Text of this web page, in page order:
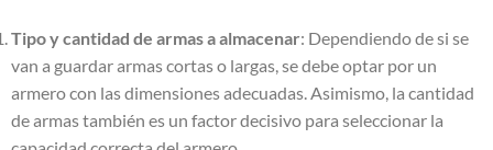
Tipo y cantidad de armas a almacenar: Dependiendo de si se
van a guardar armas cortas o largas, se debe optar por un
armero con las dimensiones adecuadas. Asimismo, la cantidad
de armas también es un factor decisivo para seleccionar la